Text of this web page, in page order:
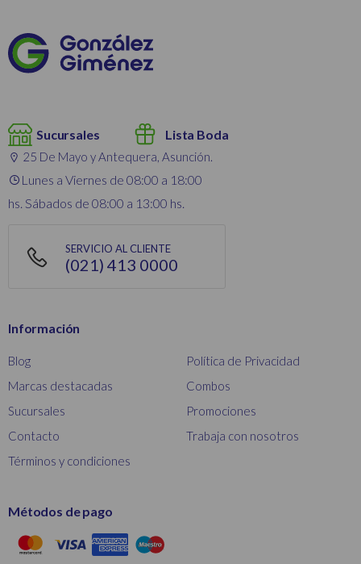
Sucursales Lista Boda
25 De Mayo y Antequera, Asunción.
Lunes a Viernes de 08:00 a 18:00
hs. Sábados de 08:00 a 13:00 hs.
SERVICIO AL CLIENTE
(021) 413 0000
Información
Blog
Marcas destacadas
Sucursales
Contacto
Términos y condiciones
Política de Privacidad
Combos
Promociones
Trabaja con nosotros
Métodos de pago